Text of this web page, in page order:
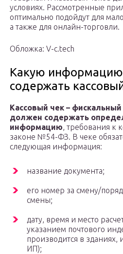
условиях. Рассмотренные
оптимально подойдут для
а также для онлайн-торговли.
Обложка: V-c.tech
Какую
содержать
Кассовый чек –
должен содержать
информацию, требования к
законе №54-ФЗ. В чеке
следующая информация:
название документа;
его номер за смену/
смены;
дату, время и место
указанием почтового
производится в зданиях,
ИП);